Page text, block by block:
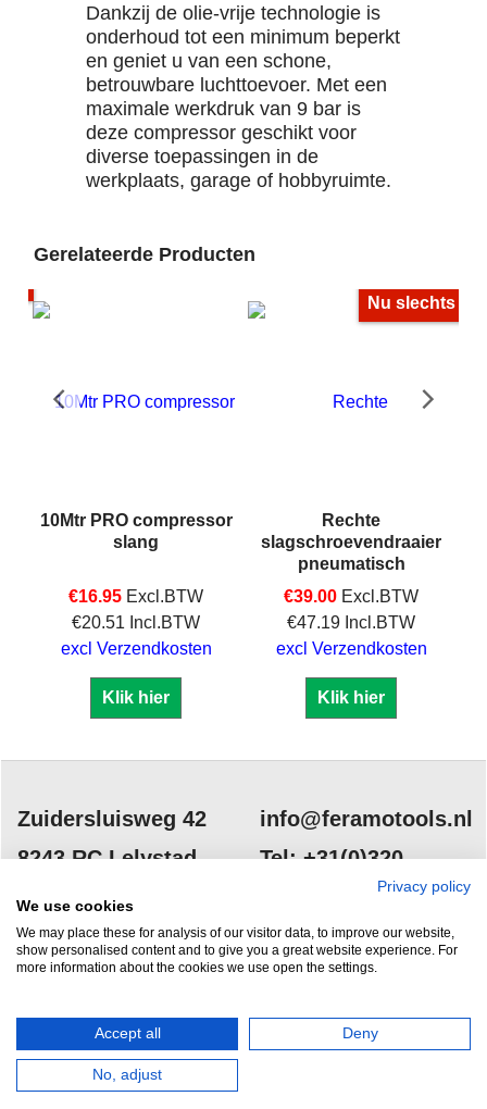
Dankzij de olie-vrije technologie is
onderhoud tot een minimum beperkt
en geniet u van een schone,
betrouwbare luchttoevoer. Met een
maximale werkdruk van 9 bar is
deze compressor geschikt voor
diverse toepassingen in de
werkplaats, garage of hobbyruimte.
Gerelateerde Producten
10Mtr PRO compressor
slang
€16.95 Excl.BTW
€20.51 Incl.BTW
excl Verzendkosten
Klik hier
Nu slechts
Rechte
slagschroevendraaier
pneumatisch
€39.00 Excl.BTW
€47.19 Incl.BTW
excl Verzendkosten
Klik hier
Zuidersluisweg 42
8243 RC Lelystad
Nederland
info@feramotools.nl
Tel: +31(0)320
HERROEPINGSKNOP
Privacy policy
We use cookies
We may place these for analysis of our visitor data, to improve our website,
show personalised content and to give you a great website experience. For
more information about the cookies we use open the settings.
Accept all Deny
No, adjust